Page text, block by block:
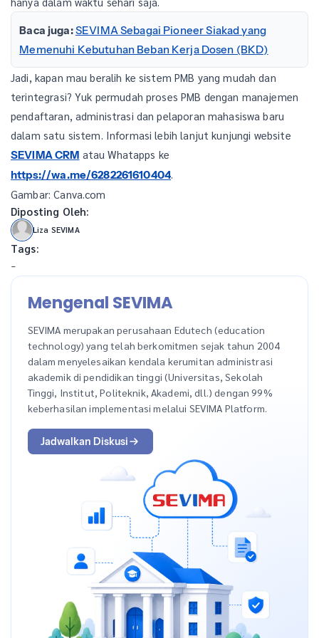
Baca juga:SEVIMA Sebagai Pioneer Siakad yang
Memenuhi Kebutuhan Beban Kerja Dosen (BKD)
Jadi, kapan mau beralih ke sistem PMB yang mudah dan
terintegrasi? Yuk permudah proses PMB dengan manajemen
pendaftaran, administrasi dan pelaporan mahasiswa baru
dalam satu sistem. Informasi lebih lanjut kunjungi website
SEVIMA CRM atau Whatapps ke
https://wa.me/6282261610404.
Gambar: Canva.com
Diposting Oleh:
Liza SEVIMA
Tags:
-
Mengenal SEVIMA
SEVIMA merupakan perusahaan Edutech (education
technology) yang telah berkomitmen sejak tahun 2004
dalam menyelesaikan kendala kerumitan administrasi
akademik di pendidikan tinggi (Universitas, Sekolah
Tinggi, Institut, Politeknik, Akademi, dll.) dengan 99%
keberhasilan implementasi melalui SEVIMA Platform.
Jadwalkan Diskusi